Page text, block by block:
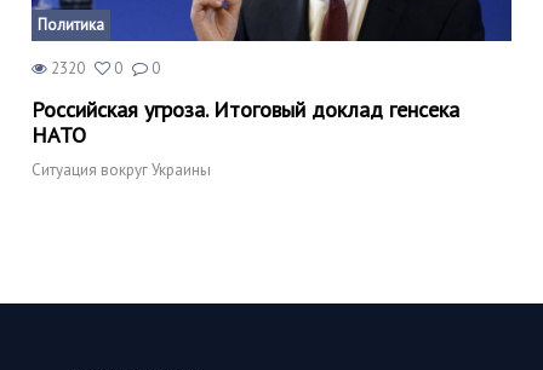
Политика
2320 0 0
Российская угроза. Итоговый доклад генсека
НАТО
Ситуация вокруг Украины